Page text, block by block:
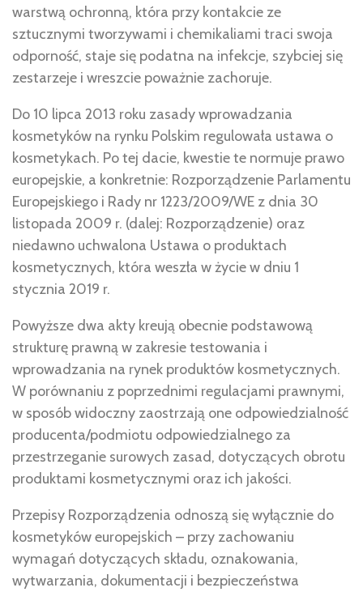
warstwą ochronną, która przy kontakcie ze
sztucznymi tworzywami i chemikaliami traci swoja
odporność, staje się podatna na infekcje, szybciej się
zestarzeje i wreszcie poważnie zachoruje.
Do 10 lipca 2013 roku zasady wprowadzania
kosmetyków na rynku Polskim regulowała ustawa o
kosmetykach. Po tej dacie, kwestie te normuje prawo
europejskie, a konkretnie: Rozporządzenie Parlamentu
Europejskiego i Rady nr 1223/2009/WE z dnia 30
listopada 2009 r. (dalej: Rozporządzenie) oraz
niedawno uchwalona Ustawa o produktach
kosmetycznych, która weszła w życie w dniu 1
stycznia 2019 r.
Powyższe dwa akty kreują obecnie podstawową
strukturę prawną w zakresie testowania i
wprowadzania na rynek produktów kosmetycznych.
W porównaniu z poprzednimi regulacjami prawnymi,
w sposób widoczny zaostrzają one odpowiedzialność
producenta/podmiotu odpowiedzialnego za
przestrzeganie surowych zasad, dotyczących obrotu
produktami kosmetycznymi oraz ich jakości.
Przepisy Rozporządzenia odnoszą się wyłącznie do
kosmetyków europejskich – przy zachowaniu
wymagań dotyczących składu, oznakowania,
wytwarzania, dokumentacji i bezpieczeństwa